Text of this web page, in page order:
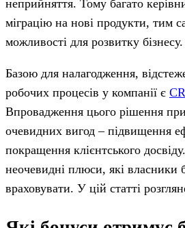
неприйняття. Тому багато
міграцію на нові продукти, тим
можливості для розвитку бізнесу.
Базою для налагодження,
робочих процесів у компанії є
Впровадження цього рішення
очевидних вигод – підвищення
покращення клієнтського
неочевидні плюси, які власники
враховувати. У цій статті